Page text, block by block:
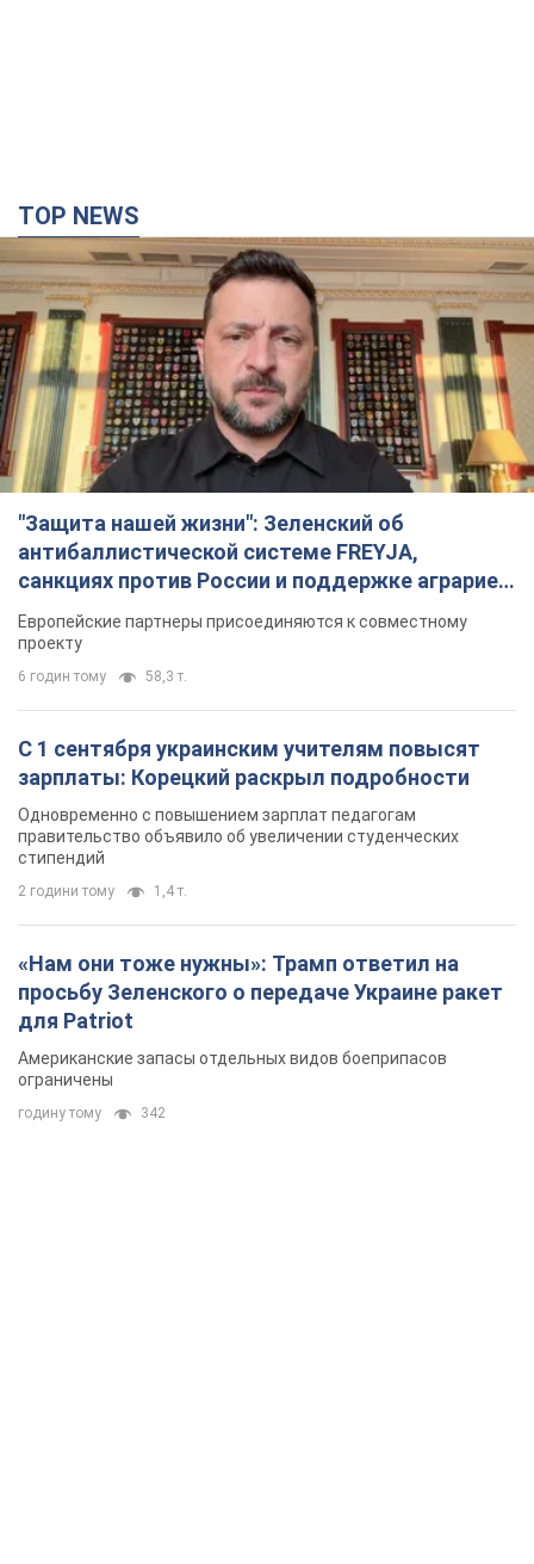
TOP NEWS
"Защита нашей жизни": Зеленский об
антибаллистической системе FREYJA,
санкциях против России и поддержке аграриев.
Видео
Европейские партнеры присоединяются к совместному
проекту
6 годин тому 58,3 т.
С 1 сентября украинским учителям повысят
зарплаты: Корецкий раскрыл подробности
Одновременно с повышением зарплат педагогам
правительство объявило об увеличении студенческих
стипендий
2 години тому 1,4 т.
«Нам они тоже нужны»: Трамп ответил на
просьбу Зеленского о передаче Украине ракет
для Patriot
Американские запасы отдельных видов боеприпасов
ограничены
годину тому 342